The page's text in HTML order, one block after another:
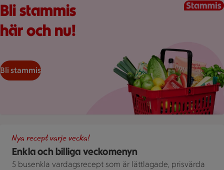
Bli stammis
här och nu!
Bli stammis
Enkla och billiga veckomenyn
Nya recept varje vecka!
5 busenkla vardagsrecept som är lättlagade, prisvärda